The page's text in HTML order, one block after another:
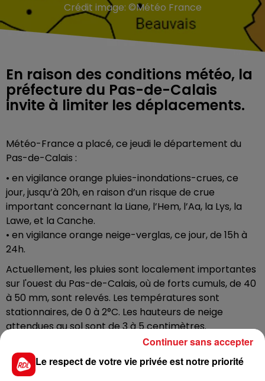
Crédit image: ©Météo France
En raison des conditions météo, la
préfecture du Pas-de-Calais
invite à limiter les déplacements.
Météo-France a placé, ce jeudi le département du
Pas-de-Calais :
• en vigilance orange pluies-inondations-crues, ce
jour, jusqu’à 20h, en raison d’un risque de crue
important concernant la Liane, l’Hem, l’Aa, la Lys, la
Lawe, et la Canche.
• en vigilance orange neige-verglas, ce jour, de 15h à
24h.
Actuellement, les pluies sont localement importantes
sur l'ouest du Pas-de-Calais, où de forts cumuls, de 40
à 50 mm, sont relevés. Les températures sont
stationnaires, de 0 à 2°C. Les hauteurs de neige
attendues au sol sont de 3 à 5 centimètres.
En raison de ces conditions météorologiques
difficiles, Le préfet du Pas-de-Calais, a décidé :
Le respect de votre vie privée est notre priorité
Continuer sans accepter